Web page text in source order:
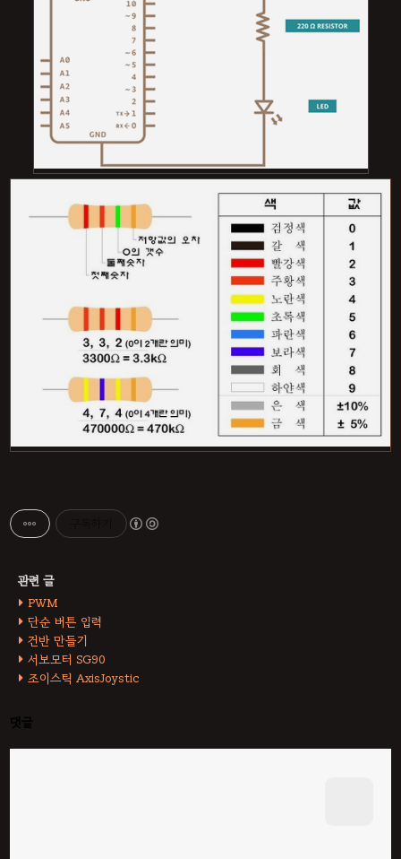
PWM
단순 버튼 입력
건반 만들기
서보모터 SG90
조이스틱 AxisJoystic
댓글